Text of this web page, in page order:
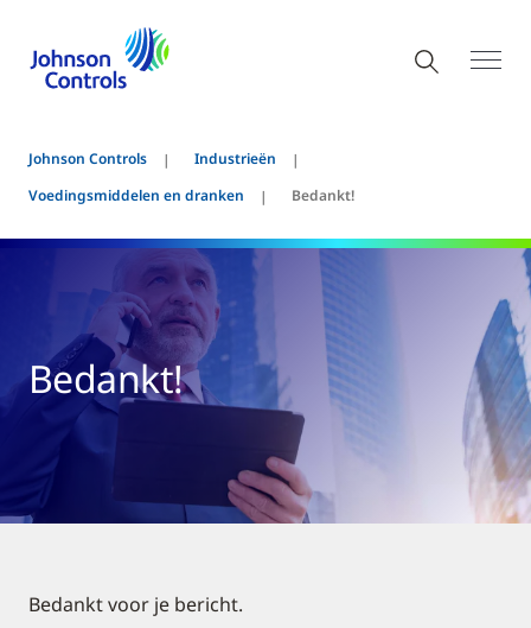
Johnson Controls
Industrieën
Voedingsmiddelen en dranken
Bedankt!
Bedankt!
Bedankt voor je bericht.